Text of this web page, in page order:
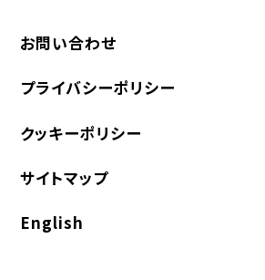
お問い合わせ
プライバシーポリシー
クッキーポリシー
サイトマップ
English